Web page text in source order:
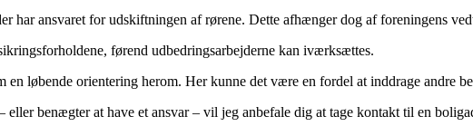
har ansvaret for udskiftningen af rørene. Dette afhænger dog af foreningens
førend udbedringsarbejderne kan iværksættes.
løbende orientering herom. Her kunne det være en fordel at inddrage andre
benægter at have et ansvar – vil jeg anbefale dig at tage kontakt til en